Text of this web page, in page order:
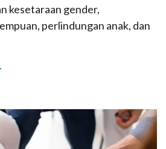
kesetaraan gender,
perlindungan anak, dan